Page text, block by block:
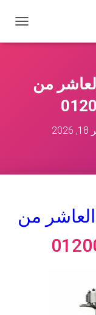
ب
من
العاشر من